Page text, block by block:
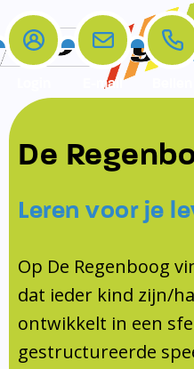
Home
De school
Opleiding en
KomKids
Schoolvakanties
Ouderraad
Ouders
Ouders
Contact
Contact
Contact
Schoollogopedist
E-mail
De
Leren voor je
Op De Regenboog
dat ieder kind zijn/
ontwikkelt in een
gestructureerde